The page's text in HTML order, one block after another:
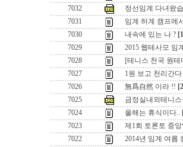
7032
정선임계 다녀왔
7031
임계 하계 캠프에
7030
내속에 있는 나 ?
7029
2015 웹테사모 임
7028
[테니스 천국 원
7027
1원 보고 천리간
7026
無爲自然 이라 !!
7025
금정실내외테니
7024
올해는 휴식이다..
7023
제1회 토론토 중
7022
2014년 임계 여름